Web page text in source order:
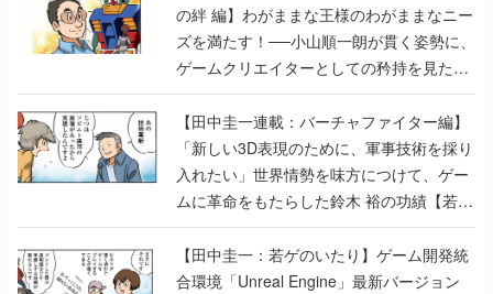
の絆 編】わがままな王様のわがままなニー
ズを満たす！──小山順一朗が貫く姿勢に、
ゲームクリエイターとしての矜持を見た
【若ゲのいたり最終回】
【田中圭一連載：バーチャファイター編】
「新しい3D表現のために、軍事技術を採り
入れたい」世界情勢を味方につけて、ゲー
ムに革命をもたらした鈴木 裕の功績【若ゲ
のいたり】
【田中圭一：若ゲのいたり】ゲーム開発統
合環境「Unreal Engine」最新バージョン